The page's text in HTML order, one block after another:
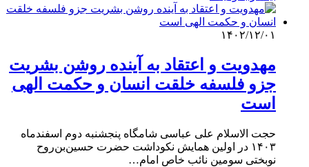
۱۴۰۲/۱۲/۰۱
مهدویت و اعتقاد به آینده روشن بشریت
جزو فلسفه خلقت انسان و حکمت الهی
است
حجت الاسلام علی عباسی شامگاه پنجشنبه دوم اسفندماه
۱۴۰۳ در اولین همایش نکوداشت حضرت حسین‌بن‌روح
نوبختی سومین نائب خاص امام…